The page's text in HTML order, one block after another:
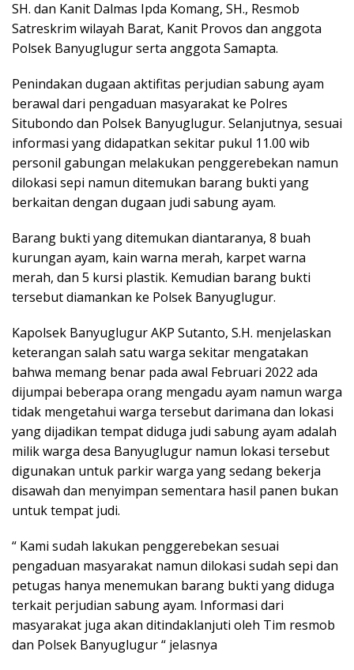
SH. dan Kanit Dalmas Ipda Komang, SH., Resmob
Satreskrim wilayah Barat, Kanit Provos dan anggota
Polsek Banyuglugur serta anggota Samapta.
Penindakan dugaan aktifitas perjudian sabung ayam
berawal dari pengaduan masyarakat ke Polres
Situbondo dan Polsek Banyuglugur. Selanjutnya, sesuai
informasi yang didapatkan sekitar pukul 11.00 wib
personil gabungan melakukan penggerebekan namun
dilokasi sepi namun ditemukan barang bukti yang
berkaitan dengan dugaan judi sabung ayam.
Barang bukti yang ditemukan diantaranya, 8 buah
kurungan ayam, kain warna merah, karpet warna
merah, dan 5 kursi plastik. Kemudian barang bukti
tersebut diamankan ke Polsek Banyuglugur.
Kapolsek Banyuglugur AKP Sutanto, S.H. menjelaskan
keterangan salah satu warga sekitar mengatakan
bahwa memang benar pada awal Februari 2022 ada
dijumpai beberapa orang mengadu ayam namun warga
tidak mengetahui warga tersebut darimana dan lokasi
yang dijadikan tempat diduga judi sabung ayam adalah
milik warga desa Banyuglugur namun lokasi tersebut
digunakan untuk parkir warga yang sedang bekerja
disawah dan menyimpan sementara hasil panen bukan
untuk tempat judi.
“ Kami sudah lakukan penggerebekan sesuai
pengaduan masyarakat namun dilokasi sudah sepi dan
petugas hanya menemukan barang bukti yang diduga
terkait perjudian sabung ayam. Informasi dari
masyarakat juga akan ditindaklanjuti oleh Tim resmob
dan Polsek Banyuglugur “ jelasnya